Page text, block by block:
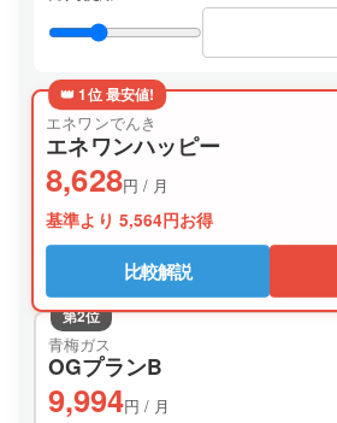
👑 1位 最安値!
エネワンでんき
エネワンハッピー
8,628円 / 月
基準より 5,564円お得
比較解説
第2位
青梅ガス
OGプランB
9,994円 / 月